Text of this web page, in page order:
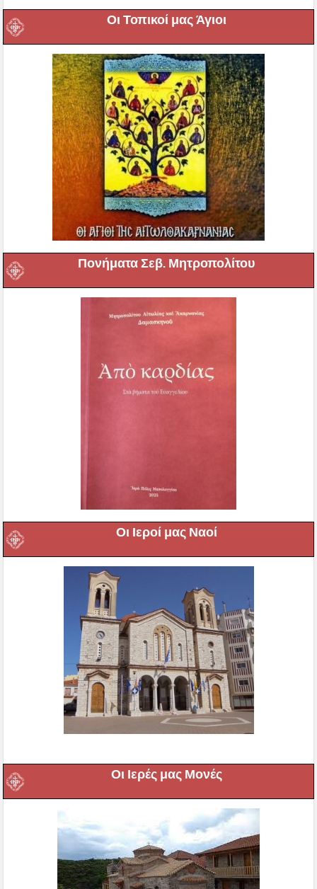
Οι Τοπικοί μας Άγιοι
Πονήματα Σεβ. Μητροπολίτου
Οι Ιεροί μας Ναοί
Οι Ιερές μας Μονές